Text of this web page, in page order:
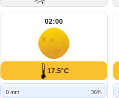
02:00
17.5°C
0 mm 36%